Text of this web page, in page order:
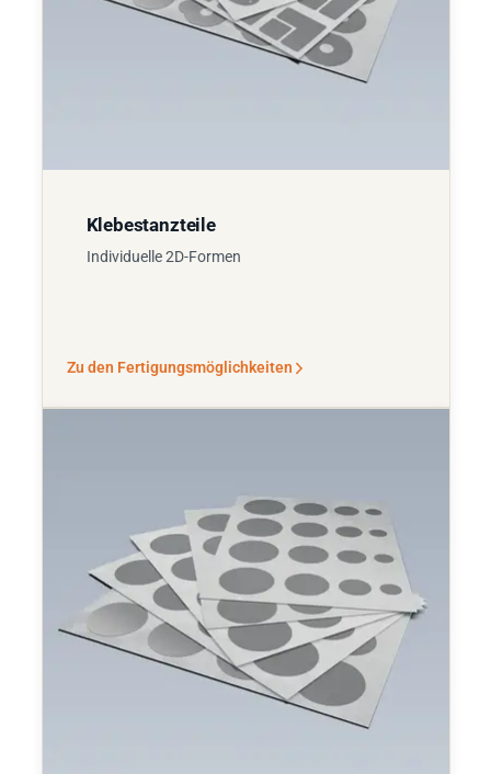
Klebestanzteile
Individuelle 2D-Formen
Zu den Fertigungsmöglichkeiten